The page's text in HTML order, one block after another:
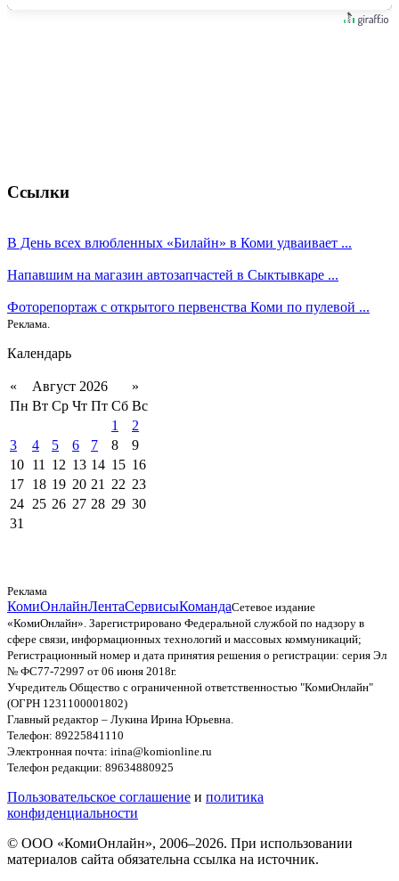
Ссылки
В День всех влюбленных «Билайн» в Коми удваивает ...
Напавшим на магазин автозапчастей в Сыктывкаре ...
Фоторепортаж с открытого первенства Коми по пулевой ...
Реклама.
Календарь
« Август 2026
»
Пн Вт Ср Чт Пт Сб Вс
1
2
3
4 5 6 7 8
9
10 11 12 13 14 15 16
17 18 19 20 21 22 23
24 25 26 27 28 29 30
31
Реклама
КомиОнлайнЛентаСервисыКомандаСетевое издание
«КомиОнлайн». Зарегистрировано Федеральной службой по надзору в
сфере связи, информационных технологий и массовых коммуникаций;
Регистрационный номер и дата принятия решения о регистрации: серия Эл
№ ФС77-72997 от 06 июня 2018г.
Учредитель Общество с ограниченной ответственностью "КомиОнлайн"
(ОГРН 1231100001802)
Главный редактор – Лукина Ирина Юрьевна.
Телефон: 89225841110
Электронная почта: irina@komionline.ru
Телефон редакции: 89634880925
Пользовательское соглашение и политика
конфиденциальности
© ООО «КомиОнлайн», 2006–2026. При использовании
материалов сайта обязательна ссылка на источник.